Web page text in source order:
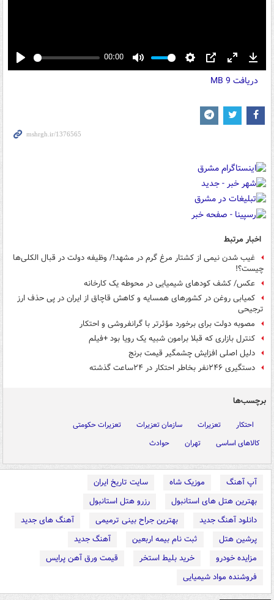
Play
00:00
Mute Settings
PIP Enter
fullscreen
دریافت 9 MB
اخبار مرتبط
غیب شدن نیمی از کشتار مرغ گرم در مشهد!/ وظیفه دولت در قبال الکلی‌ها
چیست؟!
عکس/ کشف کودهای شیمیایی در محوطه یک کارخانه
کمیابی روغن در کشورهای همسایه و کاهش قاچاق از ایران در پی حذف ارز
ترجیحی
مصوبه دولت برای برخورد مؤثرتر با گرانفروشی و احتکار
کنترل بازاری که قبلا برامون شبیه یک رویا بود +فیلم
دلیل اصلی افزایش چشمگیر قیمت برنج
دستگیری ۲۴۶نفر بخاطر احتکار در ۲۴ساعت گذشته
برچسب‌ها
احتکار تعزیرات سازمان تعزیرات
تعزیرات حکومتی
کالاهای اساسی
تهران حوادث
آپ آهنگ موزیک شاه
سایت تاریخ ایران
بهترین هتل های استانبول
رزرو هتل استانبول
دانلود آهنگ جدید
بهترین جراح بینی ترمیمی
آهنگ های جدید
پرشین هتل
ثبت نام بیمه اربعین
آهنگ جدید
مزایده خودرو
خرید بلیط استخر
قیمت ورق آهن پرایس
فروشنده مواد شیمیایی